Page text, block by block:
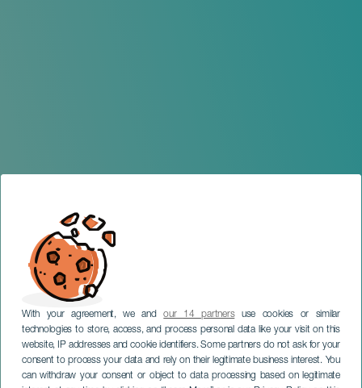
With your agreement, we andour 14 partnersuse cookies or similar
technologies to store, access, and process personal data like your visit on this
website, IP addresses and cookie identifiers. Some partners do not ask for your
consent to process your data and rely on their legitimate business interest. You
can withdraw your consent or object to data processing based on legitimate
TENERIFFA